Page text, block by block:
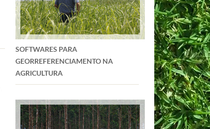
SOFTWARES PARA
GEORREFERENCIAMENTO NA
AGRICULTURA